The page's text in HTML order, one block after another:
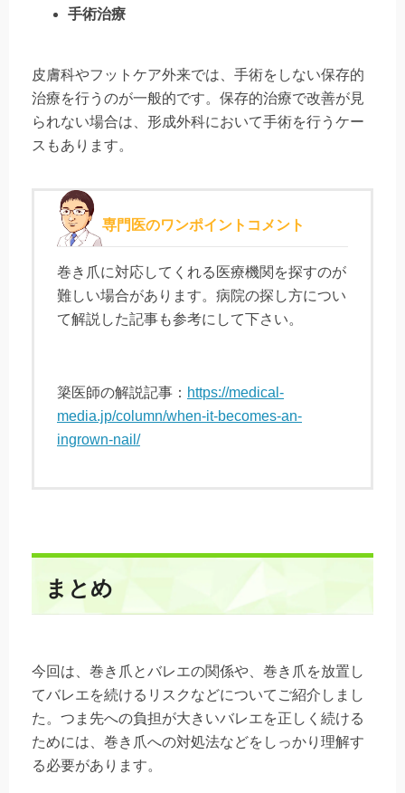
手術治療
皮膚科やフットケア外来では、手術をしない保存的
治療を行うのが一般的です。保存的治療で改善が見
られない場合は、形成外科において手術を行うケー
スもあります。
専門医のワンポイントコメント
巻き爪に対応してくれる医療機関を探すのが
難しい場合があります。病院の探し方につい
て解説した記事も参考にして下さい。
簗医師の解説記事： https://medical-
media.jp/column/when-it-becomes-an-
ingrown-nail/
まとめ
今回は、巻き爪とバレエの関係や、巻き爪を放置し
てバレエを続けるリスクなどについてご紹介しまし
た。つま先への負担が大きいバレエを正しく続ける
ためには、巻き爪への対処法などをしっかり理解す
る必要があります。